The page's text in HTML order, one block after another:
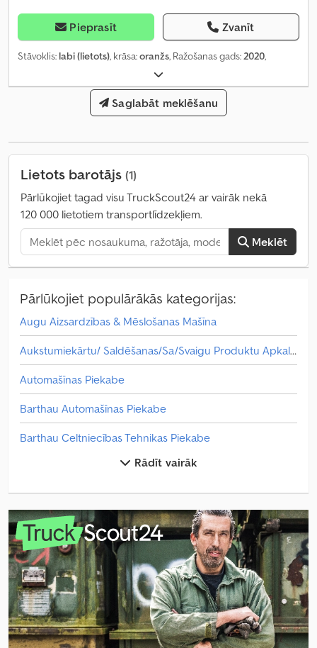
Pieprasīt Zvanīt
Stāvoklis: labi (lietots), krāsa:oranžs, Ražošanas gads:2020,
Saglabāt meklēšanu
Lietots barotājs (1)
Pārlūkojiet tagad visu TruckScout24 ar vairāk nekā
120 000 lietotiem transportlīdzekļiem.
Meklēt
Pārlūkojiet populārākās kategorijas:
Augu Aizsardzības & Mēslošanas Mašīna
Aukstumiekārtu/ Saldēšanas/Sa/Svaigu Produktu Apkalpošana
Automašīnas Piekabe
Barthau Automašīnas Piekabe
Barthau Celtniecības Tehnikas Piekabe
Barthau Eh Piekabes
Barthau Et Piekabes
Barthau Sp Piekabes
Barības Tehnoloģija
Betona Maisītājs
Citi Atdzesēta Tvertne
Citi Aukstumiekārtu/ Saldēšanas/Sa/Svaigu Produktu Apkalpošana
Rādīt vairāk